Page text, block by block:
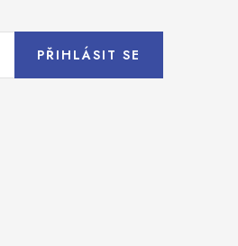
PŘIHLÁSIT SE